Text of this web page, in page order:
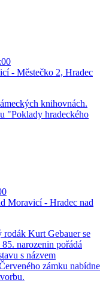
- Městečko 2, Hradec
knihovnách.
"Poklady hradeckého
Moravicí - Hradec nad
rodák Kurt Gebauer se
narozenin pořádá
s názvem
zámku nabídne